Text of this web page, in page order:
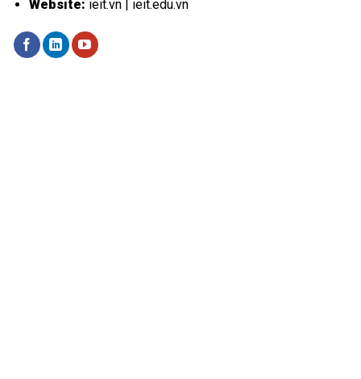
Website: ieit.vn | ieit.edu.vn